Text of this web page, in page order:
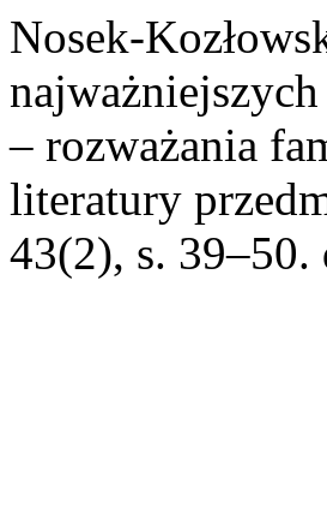
Nosek-
– rozważania
literatury
43(2), s.